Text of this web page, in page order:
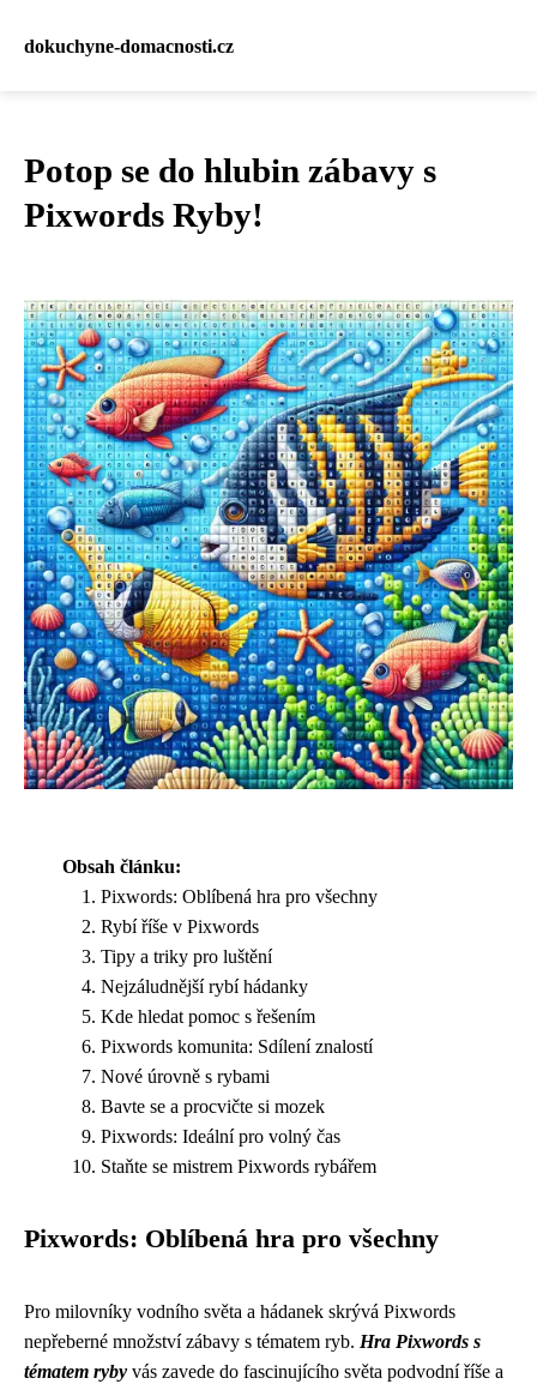
dokuchyne-domacnosti.cz
Potop se do hlubin zábavy s
Pixwords Ryby!
Obsah článku:
Pixwords: Oblíbená hra pro všechny
Rybí říše v Pixwords
Tipy a triky pro luštění
Nejzáludnější rybí hádanky
Kde hledat pomoc s řešením
Pixwords komunita: Sdílení znalostí
Nové úrovně s rybami
Bavte se a procvičte si mozek
Pixwords: Ideální pro volný čas
Staňte se mistrem Pixwords rybářem
Pixwords: Oblíbená hra pro všechny
Pro milovníky vodního světa a hádanek skrývá Pixwords
nepřeberné množství zábavy s tématem ryb. Hra Pixwords s
tématem ryby vás zavede do fascinujícího světa podvodní říše a